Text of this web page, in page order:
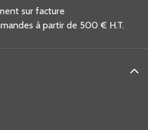
sur facture
à partir de 500 € H.T.